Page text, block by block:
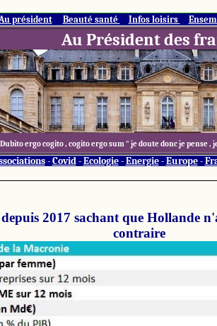
président Beauté santé Infos loisirs
Au Président des
ergo cogito , cogito ergo sum " je doute donc je pense ,
- Covid- Ecologie- Energie- Europe-
2017 sachant que Hollande
contraire